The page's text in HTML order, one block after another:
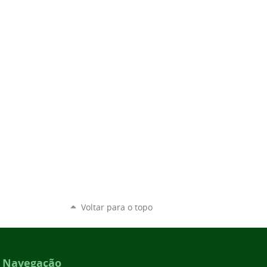
Voltar para o topo
Navegação